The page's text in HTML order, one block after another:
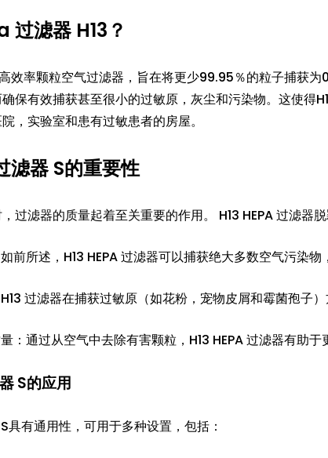
过滤器 H13？
效率颗粒空气过滤器，旨在将更少99.95％的粒子捕获为
保有效捕获甚至很小的过敏原，灰尘和污染物。这使得
，实验室和患有过敏患者的房屋。
滤器 S的重要性
过滤器的质量起着至关重要的作用。 H13 HEPA 过滤器
前所述，H13 HEPA 过滤器可以捕获绝大多数空气污染物
过滤器在捕获过敏原（如花粉，宠物皮屑和霉菌孢子
：通过从空气中去除有害颗粒，H13 HEPA 过滤器有助于
S的应用
S具有通用性，可用于多种设置，包括：